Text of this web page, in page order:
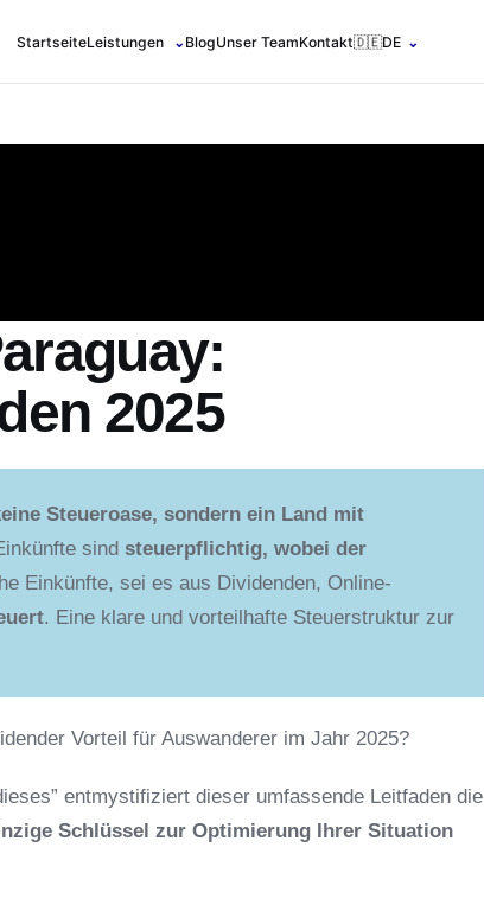
StartseiteLeistungen ⌄ BlogUnser TeamKontakt🇩🇪DE ⌄
2025
Steueroase, sondern ein Land mit
sind steuerpflichtig, wobei der
Einkünfte, sei es aus Dividenden, Online-
. Eine klare und vorteilhafte Steuerstruktur zur
Vorteil für Auswanderer im Jahr 2025?
entmystifiziert dieser umfassende Leitfaden die
Schlüssel zur Optimierung Ihrer Situation